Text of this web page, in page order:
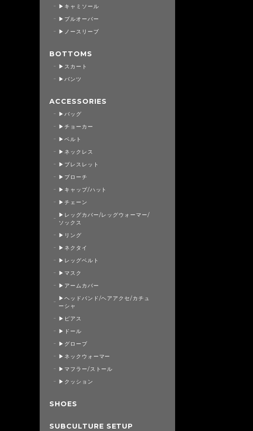
▶キャミソール
▶プルオーバー
▶ノースリーブ
BOTTOMS
▶スカート
▶パンツ
ACCESSORIES
▶バッグ
▶チョーカー
▶ベルト
▶ネックレス
▶ブレスレット
▶ブローチ
▶キャップ/ハット
▶チェーン
▶レッグカバー/レッグウォーマー/
ソックス
▶リング
▶ネクタイ
▶レッグベルト
▶マスク
▶アームカバー
▶ヘッドバンド/ヘアアクセ/カチュ
ーシャ
▶ピアス
▶ドール
▶グローブ
▶ネックウォーマー
▶マフラー/ストール
▶クッション
SHOES
SUBCULTURE SETUP